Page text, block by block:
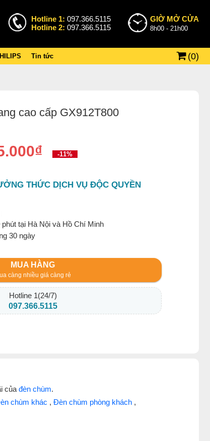
Hotline 1: 097.366.5115
Hotline 2: 097.366.5115
GIỜ MỞ CỬA
8h00 - 21h00
Tin tức (0)
cao cấp GX912T800
-11%
THỨC DỊCH VỤ ĐỘC QUYỀN
tại Hà Nội và Hồ Chí Minh
30 ngày
MUA HÀNG
càng nhiều giá càng rẻ
Hotline 1(24/7)
097.366.5115
của đèn chùm.
chùm khác , Đèn chùm phòng khách ,